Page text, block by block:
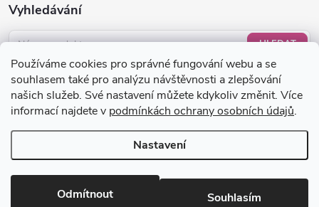
Používáme cookies pro správné fungování webu a se
souhlasem také pro analýzu návštěvnosti a zlepšování
našich služeb. Své nastavení můžete kdykoliv změnit. Více
informací najdete v podmínkách ochrany osobních údajů.
Nastavení
Odmítnout Souhlasím
Vyhledávání
HLEDAT
Nákupní košík
0KS /0 KČ
Copyright 2026dental-trade.cz. Všechna práva vyhrazena.Upravit
nastavení cookies